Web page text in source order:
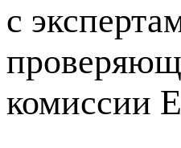
c
комиссии